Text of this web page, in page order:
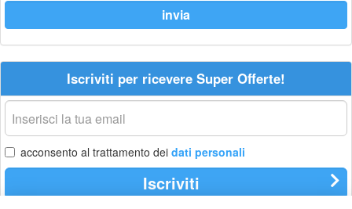
Iscriviti per ricevere Super Offerte!
La
tua
email
acconsento al trattamento dei dati personali
Iscriviti